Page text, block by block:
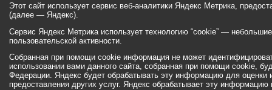
Этот сайт использует сервис веб-аналитики Яндекс Метрика,
(далее — Яндекс).
Сервис Яндекс Метрика использует технологию “cookie” —
пользовательской активности.
Собранная при помощи cookie информация не может
использовании вами данного сайта, собранная при помощи cookie,
Федерации. Яндекс будет обрабатывать эту информацию для оценки
предоставления других услуг. Яндекс обрабатывает эту